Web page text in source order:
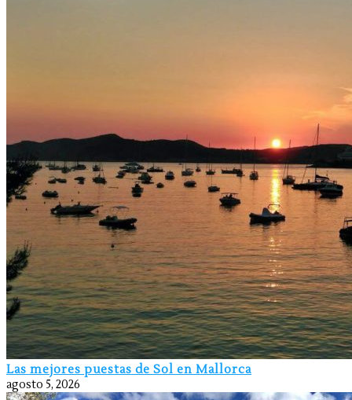
Las mejores puestas de Sol en Mallorca
agosto 5, 2026